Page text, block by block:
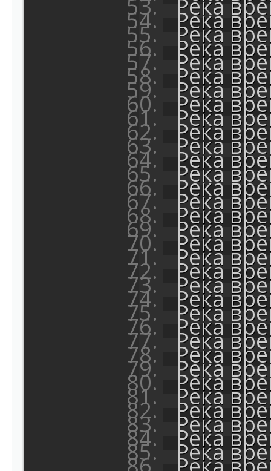
Река
Река
Река
Река
Река
Река
Река
Река
Река
Река
Река
Река
Река
Река
Река
Река
Река
Река
Река
Река
Река
Река
Река
Река
Река
Река
Река
Река
Река
Река
Река
Река
Река